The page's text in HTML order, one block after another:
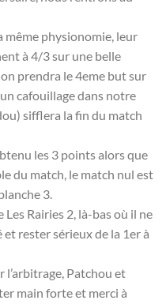
même physionomie, leur
à 4/3 sur une belle
prendra le 4eme but sur
cafouillage dans notre
sifflera la fin du match
les 3 points alors que
du match, le match nul est
3.
Rairies 2, là-bas où il ne
rester sérieux de la 1er à
l’arbitrage, Patchou et
main forte et merci à